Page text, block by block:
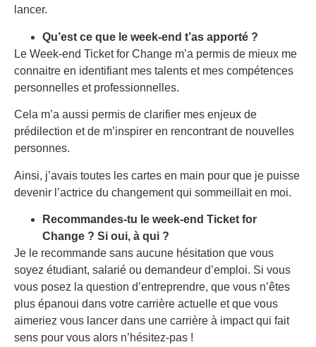
lancer.
Qu’est ce que le week-end t’as apporté ?
Le Week-end Ticket for Change m’a permis de mieux me
connaitre en identifiant mes talents et mes compétences
personnelles et professionnelles.
Cela m’a aussi permis de clarifier mes enjeux de
prédilection et de m’inspirer en rencontrant de nouvelles
personnes.
Ainsi, j’avais toutes les cartes en main pour que je puisse
devenir l’actrice du changement qui sommeillait en moi.
Recommandes-tu le week-end Ticket for
Change ? Si oui, à qui ?
Je le recommande sans aucune hésitation que vous
soyez étudiant, salarié ou demandeur d’emploi. Si vous
vous posez la question d’entreprendre, que vous n’êtes
plus épanoui dans votre carrière actuelle et que vous
aimeriez vous lancer dans une carrière à impact qui fait
sens pour vous alors n’hésitez-pas !